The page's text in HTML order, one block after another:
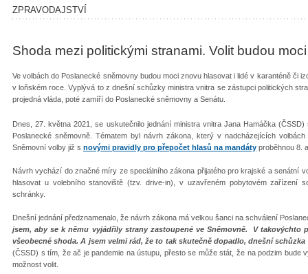
ZPRAVODAJSTVÍ
Shoda mezi politickými stranami. Volit budou
Ve volbách do Poslanecké sněmovny budou moci znovu hlasovat i lidé v karanténě či
v loňském roce. Vyplývá to z dnešní schůzky ministra vnitra se zástupci politických
projedná vláda, poté zamíří do Poslanecké sněmovny a Senátu.
Dnes, 27. května 2021, se uskutečnilo jednání ministra vnitra Jana Hamáčka
Poslanecké sněmovně. Tématem byl návrh zákona, který v nadcházejících
Sněmovní volby již s novými pravidly pro přepočet hlasů na mandáty proběhnou 8.
Návrh vychází do značné míry ze speciálního zákona přijatého pro krajské a senátní
hlasovat u volebního stanoviště (tzv. drive-in), v uzavřeném pobytovém zařízení
schránky.
Dnešní jednání předznamenalo, že návrh zákona má velkou šanci na schválení
jsem, aby se k němu vyjádřily strany zastoupené ve Sněmovně. V takovýchto
všeobecné shoda. A jsem velmi rád, že to tak skutečně dopadlo, dnešní
(ČSSD) s tím, že ač je pandemie na ústupu, přesto se může stát, že na podzim bude
možnost volit.